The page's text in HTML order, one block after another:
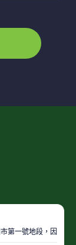
第一號地段，因此